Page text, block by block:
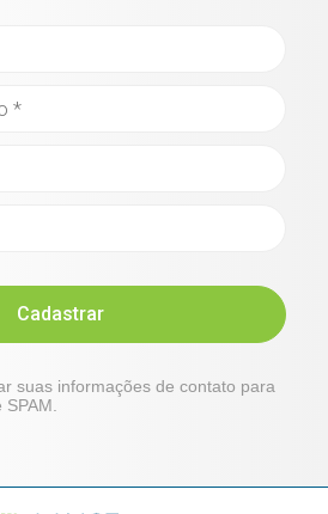
Cadastrar
suas informações de contato para